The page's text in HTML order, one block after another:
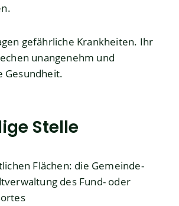
gefährliche Krankheiten. Ihr
unangenehm und
Gesundheit.
Stelle
Flächen: die Gemeinde-
des Fund- oder